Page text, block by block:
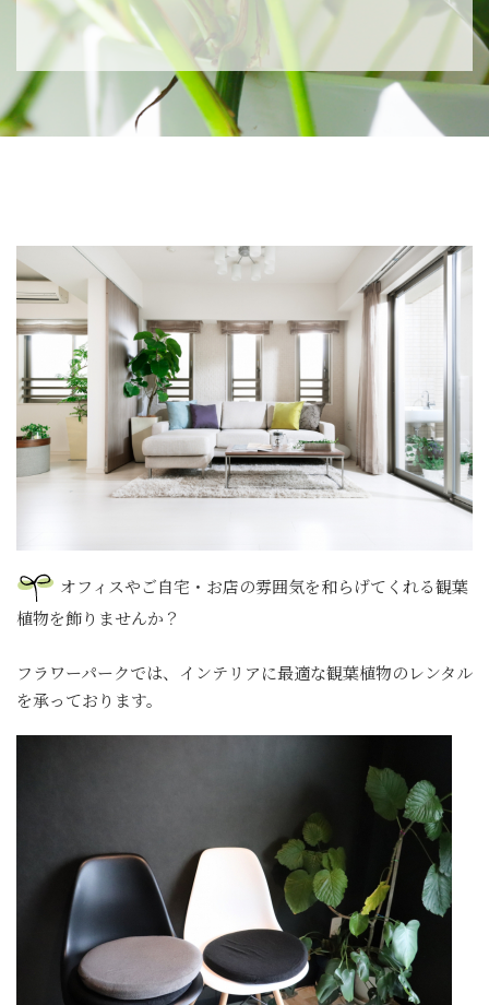
オフィスやご自宅・お店の雰囲気を和らげてくれる観葉
植物を飾りませんか？
フラワーパークでは、インテリアに最適な観葉植物のレンタル
を承っております。